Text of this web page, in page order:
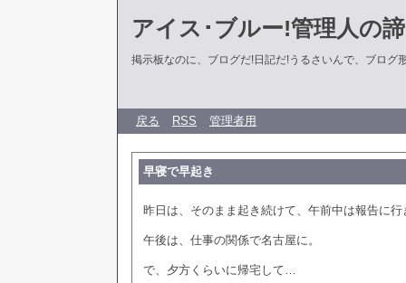
アイス･ブルー!管理人の
掲示板なのに、ブログだ!日記だ!うるさいんで、ブログ
戻る RSS 管理者用
早寝で早起き
昨日は、そのまま起き続けて、午前中は報告に行
午後は、仕事の関係で名古屋に。
で、夕方くらいに帰宅して…